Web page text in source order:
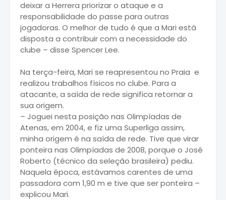
deixar a Herrera priorizar o ataque e a
responsabilidade do passe para outras
jogadoras. O melhor de tudo é que a Mari está
disposta a contribuir com a necessidade do
clube – disse Spencer Lee.
Na terça-feira, Mari se reapresentou no Praia e
realizou trabalhos físicos no clube. Para a
atacante, a saída de rede significa retornar a
sua origem.
– Joguei nesta posição nas Olimpíadas de
Atenas, em 2004, e fiz uma Superliga assim,
minha origem é na saída de rede. Tive que virar
ponteira nas Olimpíadas de 2008, porque o José
Roberto (técnico da seleção brasileira) pediu.
Naquela época, estávamos carentes de uma
passadora com 1,90 m e tive que ser ponteira –
explicou Mari.